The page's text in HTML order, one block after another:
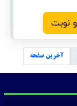
نوبت
آخرین صفحه